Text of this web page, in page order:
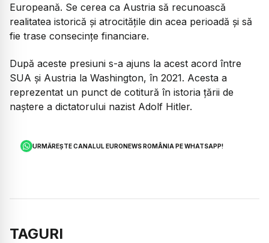
Europeană. Se cerea ca Austria să recunoască
realitatea istorică și atrocitățile din acea perioadă și să
fie trase consecințe financiare.
După aceste presiuni s-a ajuns la acest acord între
SUA și Austria la Washington, în 2021. Acesta a
reprezentat un punct de cotitură în istoria țării de
naștere a dictatorului nazist Adolf Hitler.
URMĂREȘTE CANALUL EURONEWS ROMÂNIA PE WHATSAPP!
TAGURI